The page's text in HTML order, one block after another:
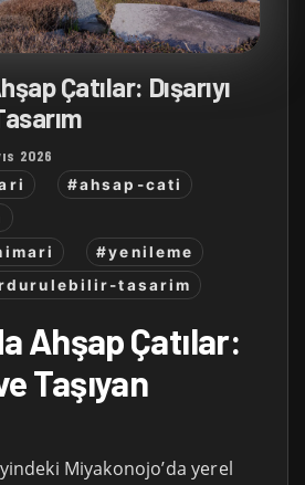
Çatılar: Dışarıyı
2026
#ahsap-cati
#yenileme
tasarim
Ahşap Çatılar:
Taşıyan
Miyakonojo’da yerel